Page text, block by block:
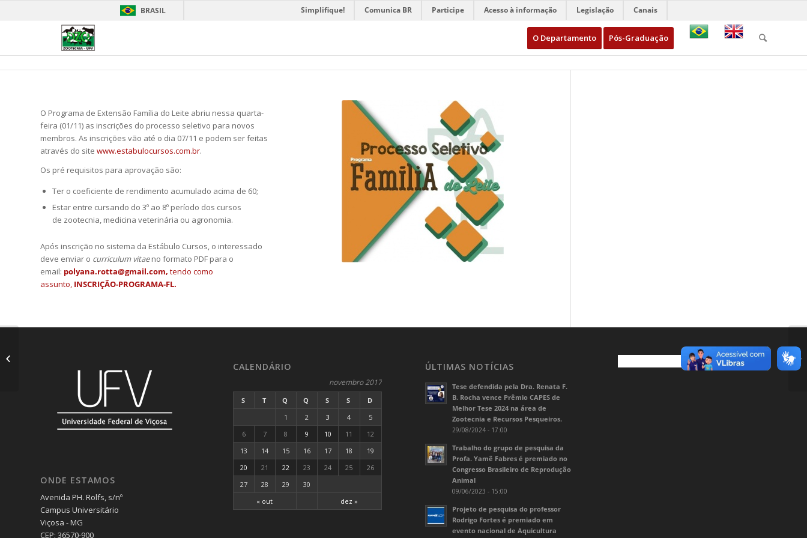
BRASIL Simplifique! Comunica BR Participe Acesso à informação Legislação Canais
O Departamento Pós-Graduação
O Programa de Extensão Família do Leite abriu nessa quarta-
feira (01/11) as inscrições do processo seletivo para novos
membros. As inscrições vão até o dia 07/11 e podem ser feitas
através do site www.estabulocursos.com.br.
Os pré requisitos para aprovação são:
Ter o coeficiente de rendimento acumulado acima de 60;
Estar entre cursando do 3º ao 8º período dos cursos
de zootecnia, medicina veterinária ou agronomia.
Após inscrição no sistema da Estábulo Cursos, o interessado
deve enviar o curriculum vitaeno formato PDF para o
email: polyana.rotta@gmail.com, tendo como
assunto, INSCRIÇÃO-PROGRAMA-FL.
ONDE ESTAMOS
Avenida PH. Rolfs, s/nº
Campus Universitário
Viçosa - MG
CEP: 36570-900
CALENDÁRIO
novembro 2017
S T Q Q S S D
« out dez »
1 2 3 4
5
6
7 8 9 10 11
12
13
14 15 16 17 18
19
20
21 22 23 24 25
26
27
28 29 30
ÚLTIMAS NOTÍCIAS
Tese defendida pela Dra. Renata F.
B. Rocha vence Prêmio CAPES de
Melhor Tese 2024 na área de
Zootecnia e Recursos Pesqueiros.
29/08/2024 - 17:00
Trabalho do grupo de pesquisa da
Profa. Yamê Fabres é premiado no
Congresso Brasileiro de Reprodução
Animal
09/06/2023 - 15:00
Projeto de pesquisa do professor
Rodrigo Fortes é premiado em
evento nacional de Aquicultura